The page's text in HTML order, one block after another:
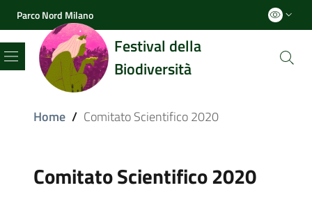
Parco Nord Milano
Festival della
Biodiversità
Menu
Home / Comitato Scientifico 2020
Comitato Scientifico 2020